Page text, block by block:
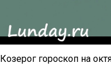
Козерог гороскоп на